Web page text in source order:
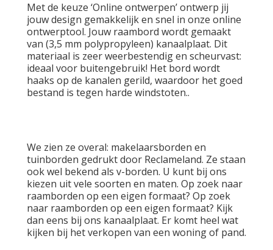
Met de keuze ‘Online ontwerpen’ ontwerp jij
jouw design gemakkelijk en snel in onze online
ontwerptool. Jouw raambord wordt gemaakt
van (3,5 mm polypropyleen) kanaalplaat. Dit
materiaal is zeer weerbestendig en scheurvast:
ideaal voor buitengebruik! Het bord wordt
haaks op de kanalen gerild, waardoor het goed
bestand is tegen harde windstoten..
We zien ze overal: makelaarsborden en
tuinborden gedrukt door Reclameland. Ze staan
ook wel bekend als v-borden. U kunt bij ons
kiezen uit vele soorten en maten. Op zoek naar
raamborden op een eigen formaat? Op zoek
naar raamborden op een eigen formaat? Kijk
dan eens bij ons kanaalplaat. Er komt heel wat
kijken bij het verkopen van een woning of pand.